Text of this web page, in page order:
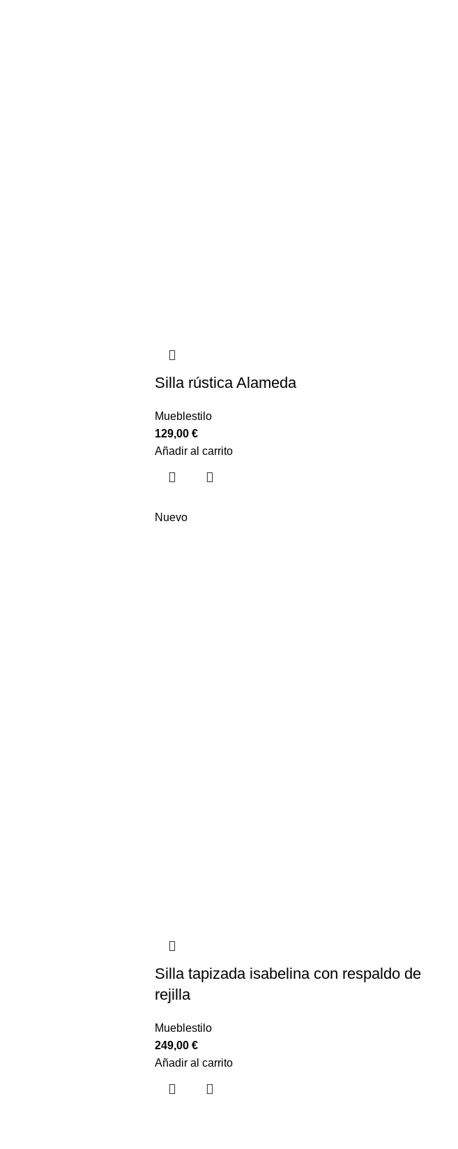
Silla rústica Alameda
Mueblestilo
129,00€
Añadir al carrito
Nuevo
Silla tapizada isabelina con respaldo de
rejilla
Mueblestilo
249,00€
Añadir al carrito